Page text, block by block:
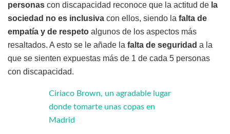
personas con discapacidad reconoce que la actitud de la
sociedad no es inclusiva con ellos, siendo la falta de
empatía y de respeto algunos de los aspectos más
resaltados. A esto se le añade la falta de seguridad a la
que se sienten expuestas más de 1 de cada 5 personas
con discapacidad.
Ciriaco Brown, un agradable lugar
donde tomarte unas copas en
Madrid